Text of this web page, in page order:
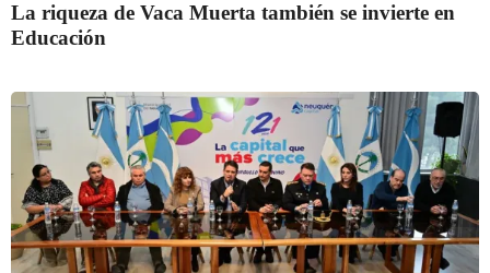
La riqueza de Vaca Muerta también se invierte en
Educación